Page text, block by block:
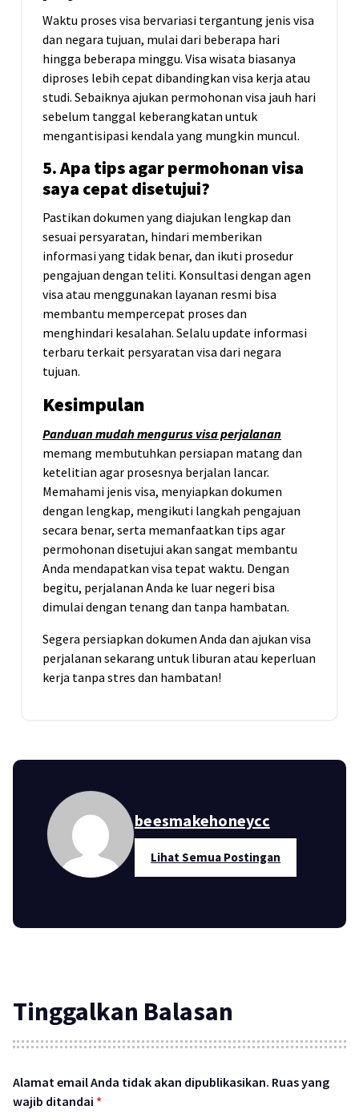
Waktu proses visa bervariasi tergantung jenis visa
dan negara tujuan, mulai dari beberapa hari
hingga beberapa minggu. Visa wisata biasanya
diproses lebih cepat dibandingkan visa kerja atau
studi. Sebaiknya ajukan permohonan visa jauh hari
sebelum tanggal keberangkatan untuk
mengantisipasi kendala yang mungkin muncul.
5. Apa tips agar permohonan visa
saya cepat disetujui?
Pastikan dokumen yang diajukan lengkap dan
sesuai persyaratan, hindari memberikan
informasi yang tidak benar, dan ikuti prosedur
pengajuan dengan teliti. Konsultasi dengan agen
visa atau menggunakan layanan resmi bisa
membantu mempercepat proses dan
menghindari kesalahan. Selalu update informasi
terbaru terkait persyaratan visa dari negara
tujuan.
Kesimpulan
Panduan mudah mengurus visa perjalanan
memang membutuhkan persiapan matang dan
ketelitian agar prosesnya berjalan lancar.
Memahami jenis visa, menyiapkan dokumen
dengan lengkap, mengikuti langkah pengajuan
secara benar, serta memanfaatkan tips agar
permohonan disetujui akan sangat membantu
Anda mendapatkan visa tepat waktu. Dengan
begitu, perjalanan Anda ke luar negeri bisa
dimulai dengan tenang dan tanpa hambatan.
Segera persiapkan dokumen Anda dan ajukan visa
perjalanan sekarang untuk liburan atau keperluan
kerja tanpa stres dan hambatan!
beesmakehoneycc
Lihat Semua Postingan
Tinggalkan Balasan
Alamat email Anda tidak akan dipublikasikan. Ruas yang
wajib ditandai *